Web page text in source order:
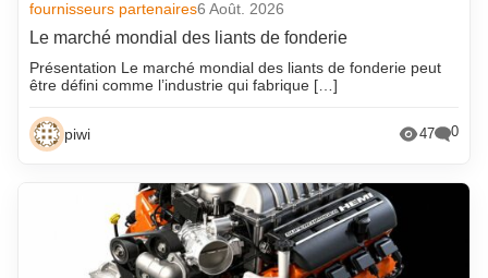
fournisseurs partenaires6 Août. 2026
Le marché mondial des liants de fonderie
Présentation Le marché mondial des liants de fonderie peut
être défini comme l’industrie qui fabrique […]
piwi 47 0